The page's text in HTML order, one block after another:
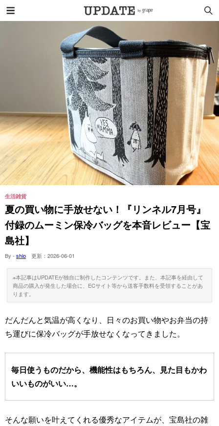
生活雑貨
夏の買い物に手放せない！『リンネル7月号』
付録のムーミン保冷バッグを本音レビュー【宝
島社】
By - shio 更新： 2026-06-01
※本記事はUPDATEが独自に制作したコンテンツです。また、本記事を経由して
商品の購入が発生した場合に、ECサイト等から送客手数料を受領することがあ
ります。
だんだんと気温が高くなり、日々のお買い物やお弁当の持
ち運びに保冷バッグが手放せなくなってきました。
毎日使うものだから、機能性はもちろん、見た目もかわ
いいものがいい…。
そんな願いを叶えてくれる優秀なアイテムが、宝島社の雑